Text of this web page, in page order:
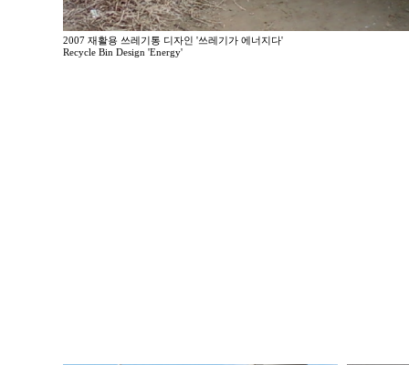
2007 재활용 쓰레기통 디자인 '쓰레기가 에너지다'
Recycle Bin Design 'Energy'